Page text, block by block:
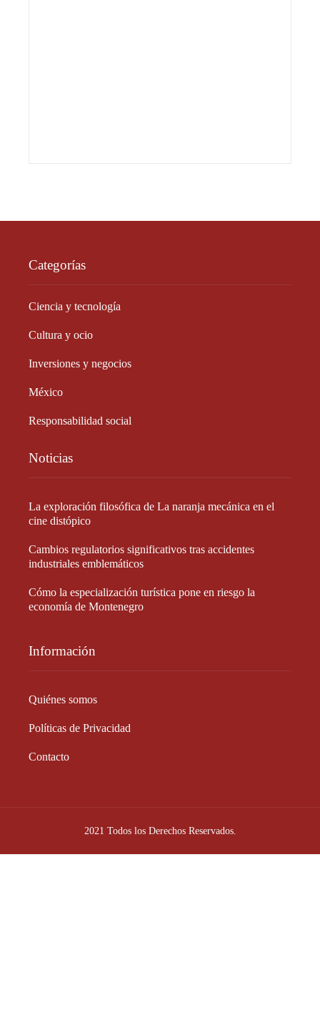
Categorías
Ciencia y tecnología
Cultura y ocio
Inversiones y negocios
México
Responsabilidad social
Noticias
La exploración filosófica de La naranja mecánica en el
cine distópico
Cambios regulatorios significativos tras accidentes
industriales emblemáticos
Cómo la especialización turística pone en riesgo la
economía de Montenegro
Información
Quiénes somos
Políticas de Privacidad
Contacto
2021 Todos los Derechos Reservados.